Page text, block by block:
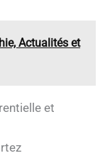
Actualités et
et